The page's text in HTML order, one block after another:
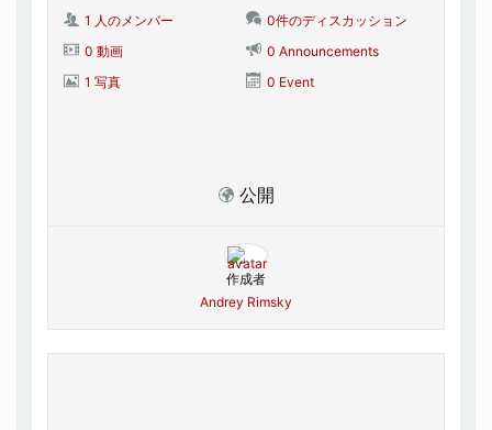
1 人のメンバー
0件のディスカッション
0 動画
0 Announcements
1 写真
0 Event
公開
作成者
Andrey Rimsky